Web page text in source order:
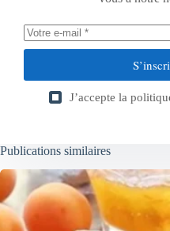
J’accepte la
Publications similaires